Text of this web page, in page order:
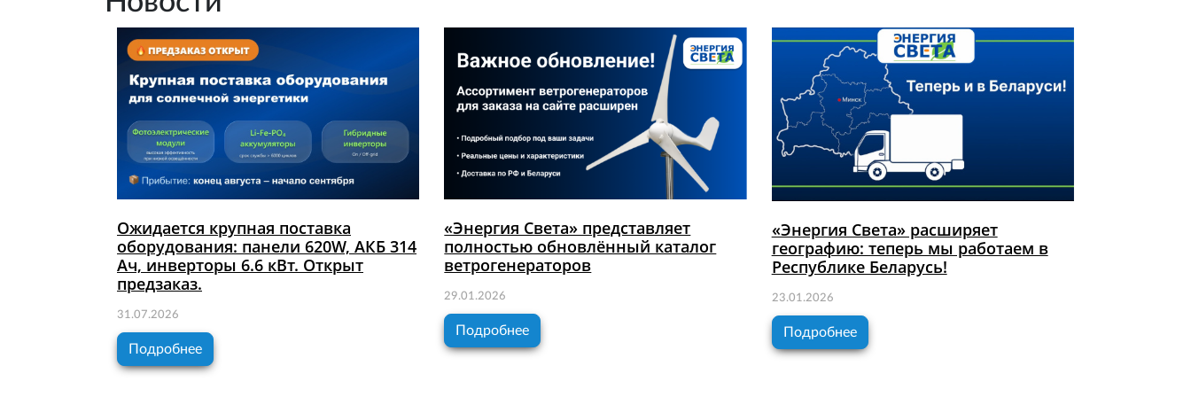
Ожидается крупная поставка
оборудования: панели 620W, АКБ 314
Ач, инверторы 6.6 кВт. Открыт
предзаказ.
31.07.2026
Подробнее
«Энергия Света» представляет
полностью обновлённый каталог
ветрогенераторов
29.01.2026
Подробнее
«Энергия Света» расширяет
географию: теперь мы работаем в
Республике Беларусь!
23.01.2026
Подробнее